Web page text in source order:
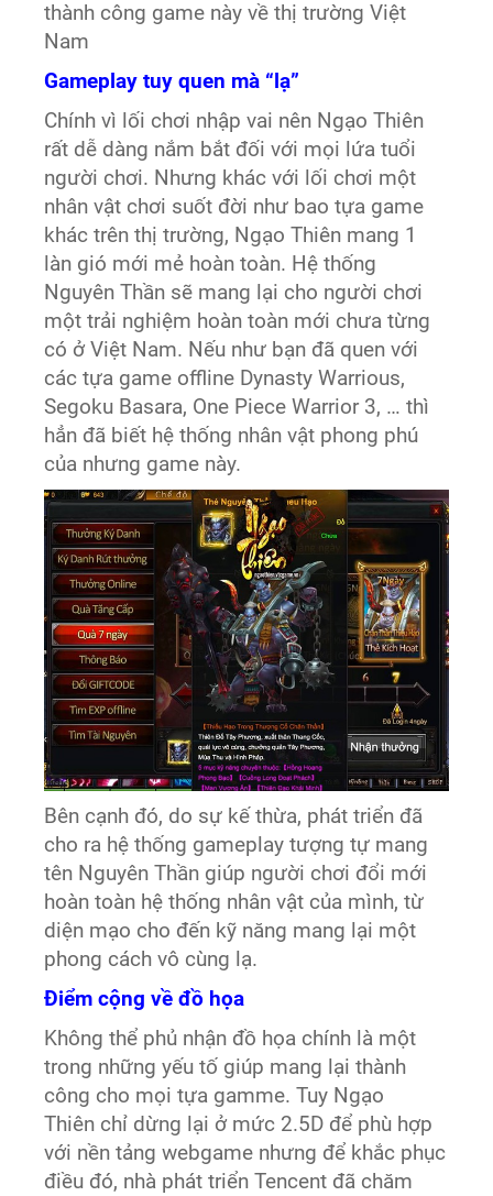
thành công game này về thị trường Việt
Nam
Gameplay tuy quen mà “lạ”
Chính vì lối chơi nhập vai nên Ngạo Thiên
rất dễ dàng nắm bắt đối với mọi lứa tuổi
người chơi. Nhưng khác với lối chơi một
nhân vật chơi suốt đời như bao tựa game
khác trên thị trường, Ngạo Thiên mang 1
làn gió mới mẻ hoàn toàn. Hệ thống
Nguyên Thần sẽ mang lại cho người chơi
một trải nghiệm hoàn toàn mới chưa từng
có ở Việt Nam. Nếu như bạn đã quen với
các tựa game offline Dynasty Warrious,
Segoku Basara, One Piece Warrior 3, … thì
hẳn đã biết hệ thống nhân vật phong phú
của nhưng game này.
Bên cạnh đó, do sự kế thừa, phát triển đã
cho ra hệ thống gameplay tượng tự mang
tên Nguyên Thần giúp người chơi đổi mới
hoàn toàn hệ thống nhân vật của mình, từ
diện mạo cho đến kỹ năng mang lại một
phong cách vô cùng lạ.
Điểm cộng về đồ họa
Không thể phủ nhận đồ họa chính là một
trong những yếu tố giúp mang lại thành
công cho mọi tựa gamme. Tuy Ngạo
Thiên chỉ dừng lại ở mức 2.5D để phù hợp
với nền tảng webgame nhưng để khắc phục
điều đó, nhà phát triển Tencent đã chăm